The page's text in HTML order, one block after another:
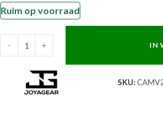
Ruim op voorraad
- + IN
SKU: